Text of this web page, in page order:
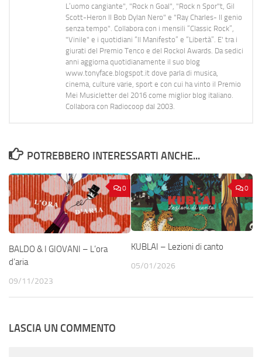
L’uomo cangiante", "Rock n Goal", "Rock n Spor"t, Gil
Scott-Heron Il Bob Dylan Nero" e "Ray Charles- Il genio
senza tempo". Collabora con i mensili “Classic Rock”,
"Vinile" e i quotidiani “Il Manifesto” e “Libertà”. E' tra i
giurati del Premio Tenco e del Rockol Awards. Da sedici
anni aggiorna quotidianamente il suo blog
www.tonyface.blogspot.it dove parla di musica,
cinema, culture varie, sport e con cui ha vinto il Premio
Mei Musicletter del 2016 come miglior blog italiano.
Collabora con Radiocoop dal 2003.
POTREBBERO INTERESSARTI ANCHE...
0
BALDO & I GIOVANI – L’ora
d’aria
09/11/2023
0
KUBLAI – Lezioni di canto
05/01/2026
LASCIA UN COMMENTO